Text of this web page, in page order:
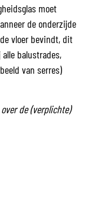
moet
de onderzijde
vloer bevindt, dit
balustrades,
van serres)
de (verplichte)